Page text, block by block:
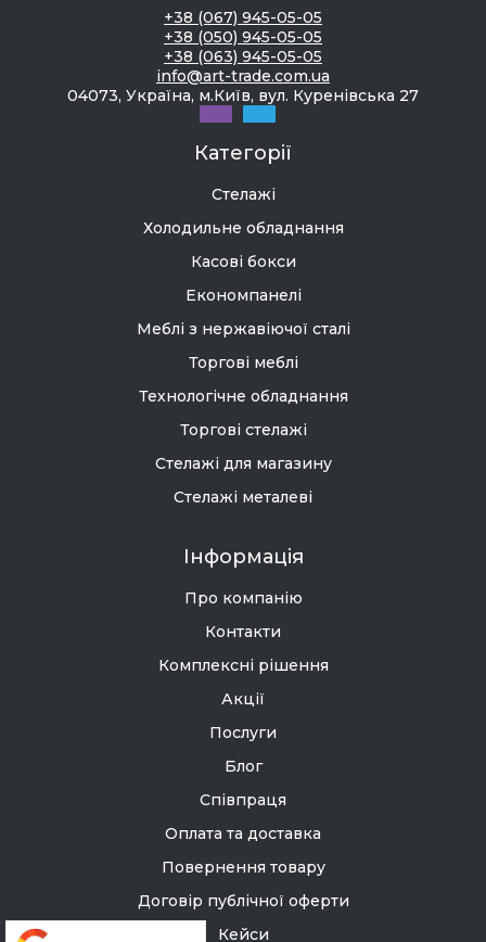
+38 (067) 945-05-05
+38 (050) 945-05-05
+38 (063) 945-05-05
info@art-trade.com.ua
04073, Україна, м.Київ, вул. Куренівська 27
Категорії
Стелажі
Холодильне обладнання
Касові бокси
Економпанелі
Меблі з нержавіючої сталі
Торгові меблі
Технологічне обладнання
Торгові стелажі
Стелажі для магазину
Стелажі металеві
Інформація
Про компанію
Контакти
Комплексні рішення
Акції
Послуги
Блог
Співпраця
Оплата та доставка
Повернення товару
Договір публічної оферти
Кейси